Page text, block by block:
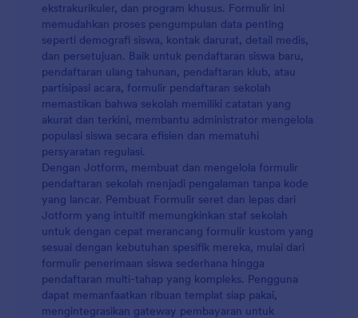
ekstrakurikuler, dan program khusus. Formulir ini
memudahkan proses pengumpulan data penting
seperti demografi siswa, kontak darurat, detail medis,
dan persetujuan. Baik untuk pendaftaran siswa baru,
pendaftaran ulang tahunan, pendaftaran klub, atau
partisipasi acara, formulir pendaftaran sekolah
memastikan bahwa sekolah memiliki catatan yang
akurat dan terkini, membantu administrator mengelola
populasi siswa secara efisien dan mematuhi
persyaratan regulasi.
Dengan Jotform, membuat dan mengelola formulir
pendaftaran sekolah menjadi pengalaman tanpa kode
yang lancar. Pembuat Formulir seret dan lepas dari
Jotform yang intuitif memungkinkan staf sekolah
untuk dengan cepat merancang formulir kustom yang
sesuai dengan kebutuhan spesifik mereka, mulai dari
formulir penerimaan siswa sederhana hingga
pendaftaran multi-tahap yang kompleks. Pengguna
dapat memanfaatkan ribuan templat siap pakai,
mengintegrasikan gateway pembayaran untuk